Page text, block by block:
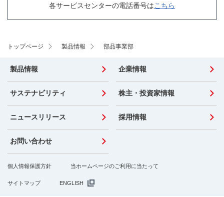
各サービスセンターの電話番号はこちら
トップページ 製品情報 部品事業部
製品情報 企業情報
サステナビリティ 株主・投資家情報
ニュースリリース 採用情報
お問い合わせ
個人情報保護方針 当ホームページのご利用に当たって
サイトマップ ENGLISH